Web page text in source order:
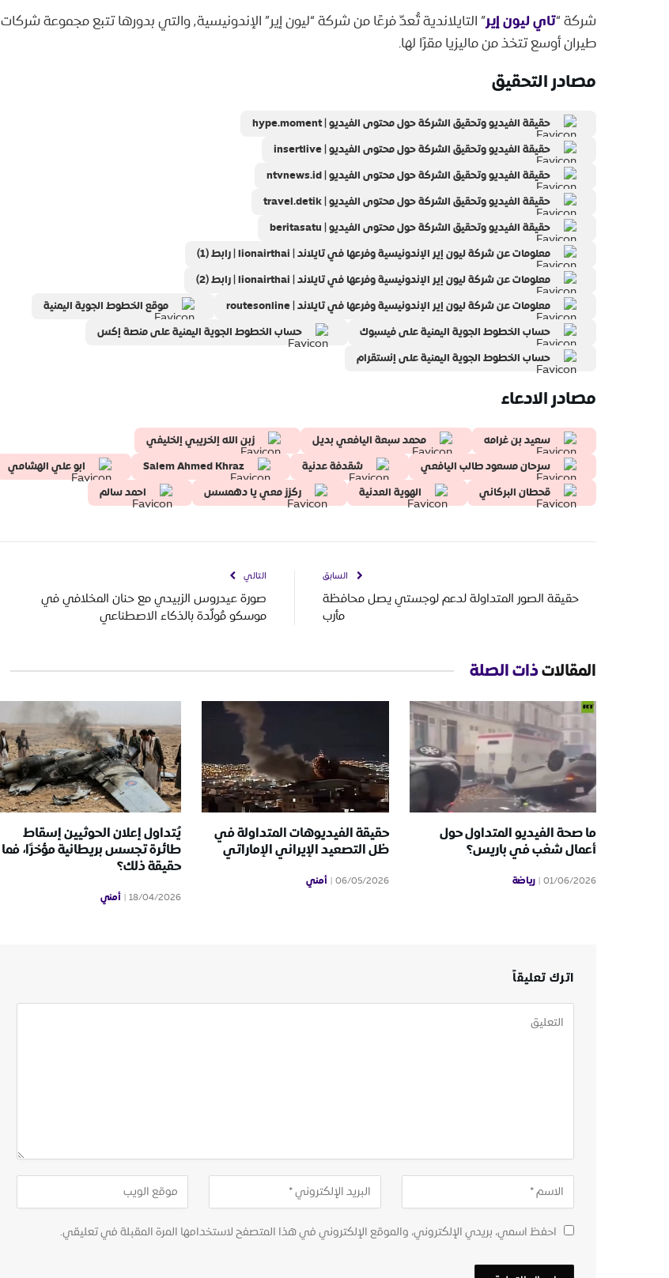
​شركة “تاي ليون إير
” التايلاندية تُعدّ فرعًا من شركة “ليون إير” الإندونيسية٬ والتي بدورها تتبع مجموعة شركات
طيران أوسع تتخذ من ماليزيا مقرًا لها.
مصادر التحقيق
حقيقة الفيديو وتحقيق الشركة حول محتوى الفيديو | hype.moment
حقيقة الفيديو وتحقيق الشركة حول محتوى الفيديو | insertlive
حقيقة الفيديو وتحقيق الشركة حول محتوى الفيديو | ntvnews.id
حقيقة الفيديو وتحقيق الشركة حول محتوى الفيديو | travel.detik
حقيقة الفيديو وتحقيق الشركة حول محتوى الفيديو | beritasatu
معلومات عن شركة ليون إير الإندونيسية وفرعها في تايلاند | lionairthai | رابط (1)
معلومات عن شركة ليون إير الإندونيسية وفرعها في تايلاند | lionairthai | رابط (2)
معلومات عن شركة ليون إير الإندونيسية وفرعها في تايلاند | routesonline
موقع الخطوط الجوية اليمنية
حساب الخطوط الجوية اليمنية على فيسبوك
حساب الخطوط الجوية اليمنية على منصة إكس
حساب الخطوط الجوية اليمنية على إنستقرام
مصادر الادعاء
سعيد بن غرامه محمد سبعة اليافعي بديل
زبن الله إلخريبي إلخليفي
سرحان مسعود طالب اليافعي
شقدفة عدنية Salem Ahmed Khraz
ابو علي الهشامي
قحطان البركاني
الهوية العدنية ركزز معي يا دهمسس احمد سالم
السابق
حقيقة الصور المتداولة لدعم لوجستي يصل محافظة
مأرب
التالي
صورة عيدروس الزبيدي مع حنان المخلافي في
موسكو مُولّدة بالذكاء الاصطناعي
المقالاتذات الصلة
ما صحة الفيديو المتداول حول
أعمال شغب في باريس؟
01/06/2026 رياضة
حقيقة الفيديوهات المتداولة في
ظل التصعيد الإيراني الإماراتي
06/05/2026 أمني
يُتداول إعلان الحوثيين إسقاط
طائرة تجسس بريطانية مؤخرًا، فما
حقيقة ذلك؟
18/04/2026 أمني
اترك تعليقاً
احفظ اسمي، بريدي الإلكتروني، والموقع الإلكتروني في هذا المتصفح لاستخدامها المرة المقبلة في تعليقي.